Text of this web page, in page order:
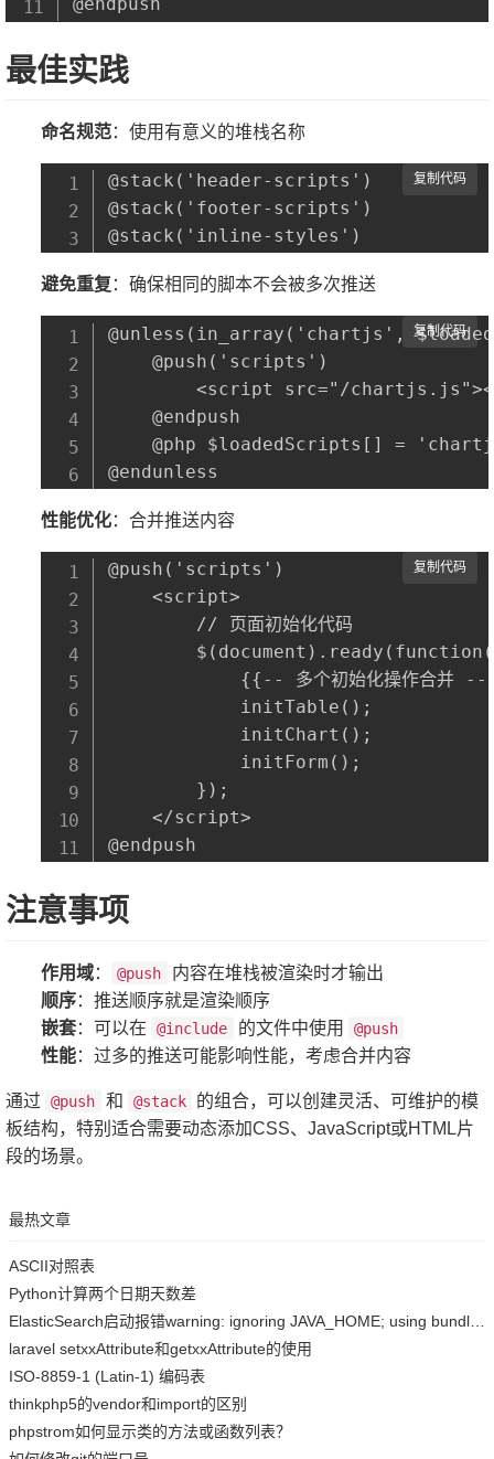
最佳实践
命名规范：使用有意义的堆栈名称
@stack('header-scripts')
@stack('footer-scripts')
复制代码
避免重复 ：确保相同的脚本不会被多次推送
@unless(in_array('chartjs',
    @push('scripts')
<script src="/
    @endpush
@php $loadedScripts[] =
复制代码
性能优化：合并推送内容
@push('scripts')
    <script>
        // 页面初始化代码
{{-- 多个初始化操作合并 --
            initTable();
            initChart();
            initForm();
        });
    </script>
复制代码
注意事项
作用域： @push
内容在堆栈被渲染时才输出
顺序：推送顺序就是渲染顺序
嵌套：可以在 @include 的文件中使用 @push
性能：过多的推送可能影响性能，考虑合并内容
通过 @push 和 @stack
的组合，可以创建灵活、可维护的模
板结构，特别适合需要动态添加CSS、JavaScript或HTML片
段的场景。
最热文章
ASCII对照表
Python计算两个日期天数差
laravel setxxAttribute和getxxAttribute的使用
ISO-8859-1 (Latin-1) 编码表
thinkphp5的vendor和import的区别
phpstrom如何显示类的方法或函数列表？